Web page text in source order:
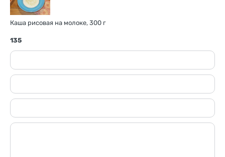
Каша рисовая на молоке, 300 г
135